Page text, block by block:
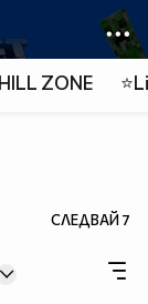
ZONE
СЛЕДВАЙ7